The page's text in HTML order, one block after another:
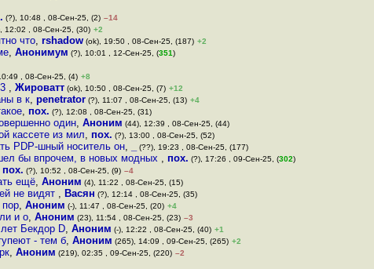
(?), 10:48 , 08-Сен-25, (2) –14
12:02 , 08-Сен-25, (30) +2
что, rshadow (ok), 19:50 , 08-Сен-25, (187) +2
, Анонимум (?), 10:01 , 12-Сен-25, (351)
, 08-Сен-25, (4) +8
, Жироватт (ok), 10:50 , 08-Сен-25, (7) +12
в к, penetrator (?), 11:07 , 08-Сен-25, (13) +4
, пох. (?), 12:08 , 08-Сен-25, (31)
один, Аноним (44), 12:39 , 08-Сен-25, (44)
кассете из мил, пох. (?), 13:00 , 08-Сен-25, (52)
PDP-шный носитель он, (??), 19:23 , 08-Сен-25, (177)
бы впрочем, в новых модных , пох. (?), 17:26 , 09-Сен-25, (302)
пох. (?), 10:52 , 08-Сен-25, (9) –4
ещё, Аноним (4), 11:22 , 08-Сен-25, (15)
не видят , Васян (?), 12:14 , 08-Сен-25, (35)
, Аноним (-), 11:47 , 08-Сен-25, (20) +4
и о, Аноним (23), 11:54 , 08-Сен-25, (23) –3
Бекдор D, Аноним (-), 12:22 , 08-Сен-25, (40) +1
- тем б, Аноним (265), 14:09 , 09-Сен-25, (265) +2
, Аноним (219), 02:35 , 09-Сен-25, (220) –2